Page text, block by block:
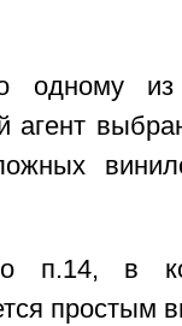
одному
п.14, в
простым